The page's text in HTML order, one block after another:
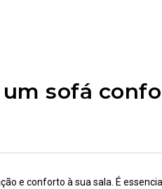
sofá
e conforto à sua sala. É